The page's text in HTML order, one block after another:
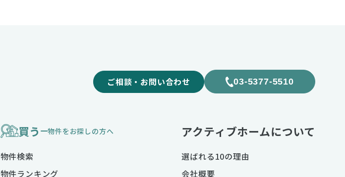
ご相談・お問い合わせ 03-5377-5510
買う 物件をお探しの方へ
物件検索
物件ランキング
アクティブホームについて
選ばれる10の理由
会社概要